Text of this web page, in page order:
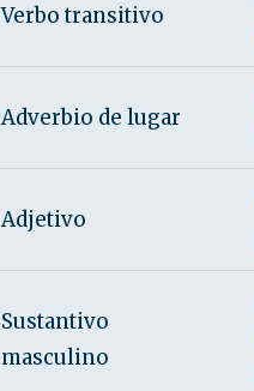
Verbo transitivo
Adverbio de lugar
Adjetivo
Sustantivo
masculino